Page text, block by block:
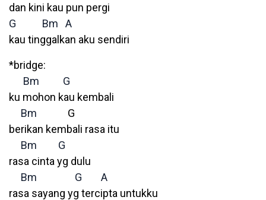
dan kini kau pun pergi
G
Bm
A
kau tinggalkan aku sendiri
*bridge:
Bm
G
ku mohon kau kembali
Bm G
berikan kembali rasa itu
Bm
G
rasa cinta yg dulu
Bm
G
A
rasa sayang yg tercipta untukku